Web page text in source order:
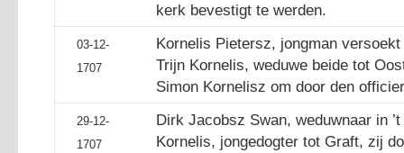
kerk bevestigt te werden.
03-12-
1707
Kornelis Pietersz, jongman
Trijn Kornelis, weduwe beide tot
Simon Kornelisz om door den
29-12-
1707
Dirk Jacobsz Swan, weduwnaar in
Kornelis, jongedogter tot Graft, zij